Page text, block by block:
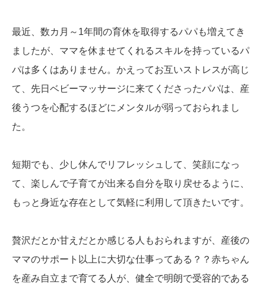
最近、数カ月～1年間の育休を取得するパパも増えてき
ましたが、ママを休ませてくれるスキルを持っているパ
パは多くはありません。かえってお互いストレスが高じ
て、先日ベビーマッサージに来てくださったパパは、産
後うつを心配するほどにメンタルが弱っておられまし
た。
短期でも、少し休んでリフレッシュして、笑顔になっ
て、楽しんで子育てが出来る自分を取り戻せるように、
もっと身近な存在として気軽に利用して頂きたいです。
贅沢だとか甘えだとか感じる人もおられますが、産後の
ママのサポート以上に大切な仕事ってある？？赤ちゃん
を産み自立まで育てる人が、健全で明朗で受容的である